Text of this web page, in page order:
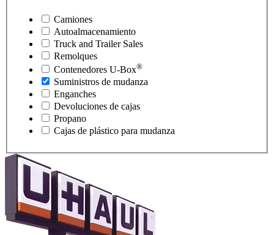
Camiones
Autoalmacenamiento
Truck and Trailer Sales
Remolques
Contenedores U-Box®
Suministros de mudanza
Enganches
Devoluciones de cajas
Propano
Cajas de plástico para mudanza